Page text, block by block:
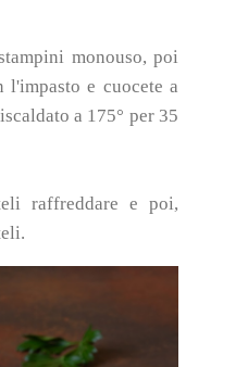
monouso, poi
e cuocete a
a 175° per 35
raffreddare e poi,